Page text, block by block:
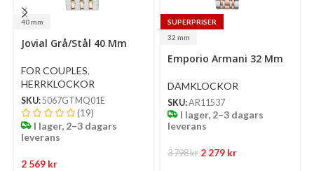
40 mm
Select
options
Jovial Grå/Stål 40 Mm
FOR COUPLES,
HERRKLOCKOR
SKU:5067GTMQ01E
(19)
I lager, 2–3 dagars
leverans
2 569 kr
SUPERPRISER
32 mm
options
Emporio Armani 32 Mm
DAMKLOCKOR
SKU:AR11537
I lager, 2–3 dagars
leverans
3 798kr 2 279 kr